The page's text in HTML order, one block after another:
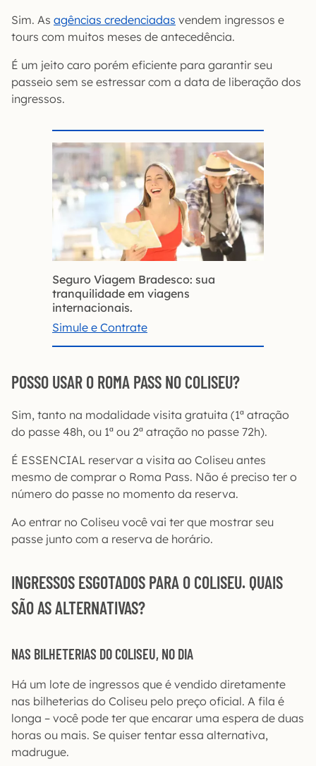
Sim. As agências credenciadas vendem ingressos e
tours com muitos meses de antecedência.
É um jeito caro porém eficiente para garantir seu
passeio sem se estressar com a data de liberação dos
ingressos.
Seguro Viagem Bradesco: sua
tranquilidade em viagens
internacionais.
Simule e Contrate
POSSO USAR O ROMA PASS NO COLISEU?
Sim, tanto na modalidade visita gratuita (1ª atração
do passe 48h, ou 1ª ou 2ª atração no passe 72h).
É ESSENCIAL reservar a visita ao Coliseu antes
mesmo de comprar o Roma Pass. Não é preciso ter o
número do passe no momento da reserva.
Ao entrar no Coliseu você vai ter que mostrar seu
passe junto com a reserva de horário.
INGRESSOS ESGOTADOS PARA O COLISEU. QUAIS
SÃO AS ALTERNATIVAS?
NAS BILHETERIAS DO COLISEU, NO DIA
Há um lote de ingressos que é vendido diretamente
nas bilheterias do Coliseu pelo preço oficial. A fila é
longa – você pode ter que encarar uma espera de duas
horas ou mais. Se quiser tentar essa alternativa,
madrugue.